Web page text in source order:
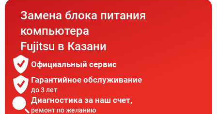
Замена блока питания
компьютера
Fujitsu в Казани
Официальный сервис
Гарантийное обслуживание
до 3 лет
Диагностика за наш счет,
ремонт по желанию